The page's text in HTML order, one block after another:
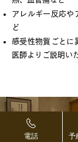
アレルギー反応や
ど
感受性物質ごとに
医師よりご説明い
ご予約
海外医療コ
電話 予